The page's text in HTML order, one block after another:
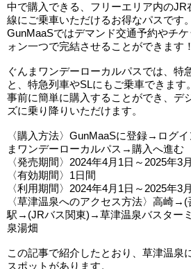
中で購入できる、フリーエリア内の
線にご乗車いただけるお得なパスです。
GunMaaSではデマンド交通予約やチ
ォン一つで完結させることができます！
ぐんまワンデーローカルパスでは、特
と、特急列車やSLにもご乗車できます。
事前に簡単に購入することができ、デ
ズに乗り降りいただけます。
〈購入方法〉GunMaaSに登録→ログ
まワンデーローカルパス→購入へ進む
〈発売期間〉2024年4月1日～2025年3
〈有効期間〉1日間
〈利用期間〉2024年4月1日～2025年3
〈草津温泉へのアクセス方法〉高崎
駅→(JRバス関東)→草津温泉バスター
泉湯畑
この記事で紹介したとおり、草津温泉
スポットがあります。